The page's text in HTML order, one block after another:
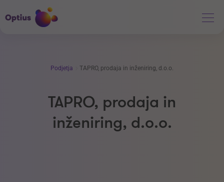
Podjetja TAPRO, prodaja in inženiring, d.o.o.
TAPRO, prodaja in
inženiring, d.o.o.